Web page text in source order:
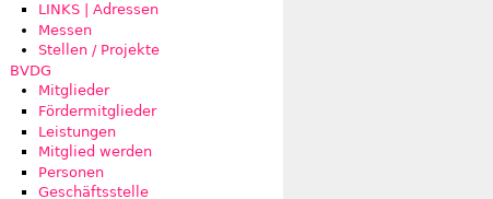
LINKS | Adressen
Messen
Stellen / Projekte
BVDG
Mitglieder
Fördermitglieder
Leistungen
Mitglied werden
Personen
Geschäftsstelle